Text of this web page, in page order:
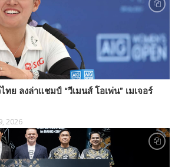
ทย ลงล่าแชมป์ “วีเมนส์ โอเพ่น” เมเจอร์
2026